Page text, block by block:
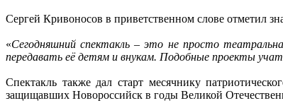
Сергей Кривоносов в приветственном слове отметил
«Сегодняшний спектакль – это не просто
передавать её детям и внукам. Подобные проекты
Спектакль также дал старт месячнику
защищавших Новороссийск в годы Великой